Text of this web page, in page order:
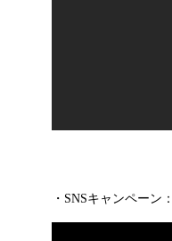
・SNSキャンペーン